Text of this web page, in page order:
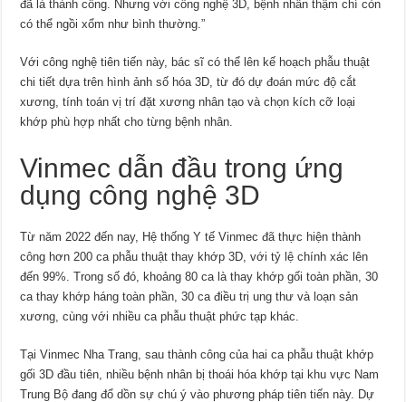
đã là thành công. Nhưng với công nghệ 3D, bệnh nhân thậm chí còn
có thể ngồi xổm như bình thường.”
Với công nghệ tiên tiến này, bác sĩ có thể lên kế hoạch phẫu thuật
chi tiết dựa trên hình ảnh số hóa 3D, từ đó dự đoán mức độ cắt
xương, tính toán vị trí đặt xương nhân tạo và chọn kích cỡ loại
khớp phù hợp nhất cho từng bệnh nhân.
Vinmec dẫn đầu trong ứng
dụng công nghệ 3D
Từ năm 2022 đến nay, Hệ thống Y tế Vinmec đã thực hiện thành
công hơn 200 ca phẫu thuật thay khớp 3D, với tỷ lệ chính xác lên
đến 99%. Trong số đó, khoảng 80 ca là thay khớp gối toàn phần, 30
ca thay khớp háng toàn phần, 30 ca điều trị ung thư và loạn sản
xương, cùng với nhiều ca phẫu thuật phức tạp khác.
Tại Vinmec Nha Trang, sau thành công của hai ca phẫu thuật khớp
gối 3D đầu tiên, nhiều bệnh nhân bị thoái hóa khớp tại khu vực Nam
Trung Bộ đang đổ dồn sự chú ý vào phương pháp tiên tiến này. Dự